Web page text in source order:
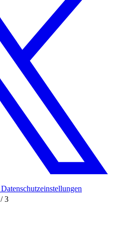
/3
Datenschutzeinstellungen